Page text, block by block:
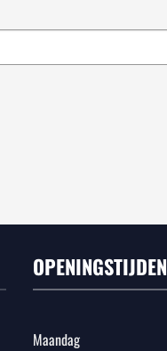
OPENINGSTIJDEN
Maandag